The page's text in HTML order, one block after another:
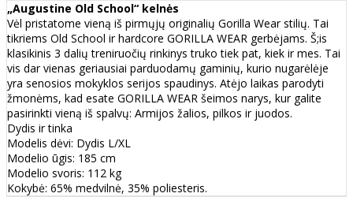
„Augustine Old School“ kelnės
Vėl pristatome vieną iš pirmųjų originalių Gorilla Wear stilių. Tai
tikriems Old School ir hardcore GORILLA WEAR gerbėjams. Š;is
klasikinis 3 dalių treniruočių rinkinys truko tiek pat, kiek ir mes. Tai
vis dar vienas geriausiai parduodamų gaminių, kurio nugarėlėje
yra senosios mokyklos serijos spaudinys. Atėjo laikas parodyti
žmonėms, kad esate GORILLA WEAR šeimos narys, kur galite
pasirinkti vieną iš spalvų: Armijos žalios, pilkos ir juodos.
Dydis ir tinka
Modelis dėvi: Dydis L/XL
Modelio ūgis: 185 cm
Modelio svoris: 112 kg
Kokybė: 65% medvilnė, 35% poliesteris.